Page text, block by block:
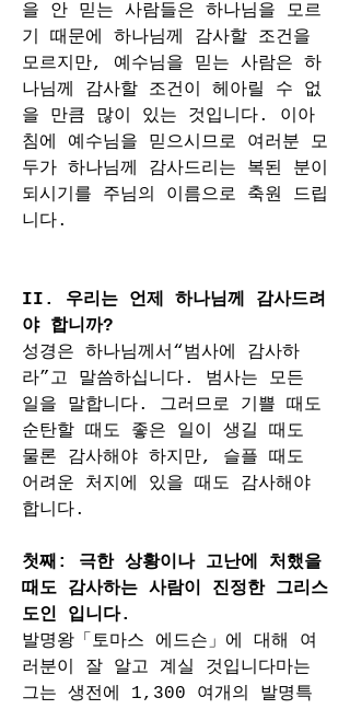
을 안 믿는 사람들은 하나님을 모르
기 때문에 하나님께 감사할 조건을
모르지만, 예수님을 믿는 사람은 하
나님께 감사할 조건이 헤아릴 수 없
을 만큼 많이 있는 것입니다. 이아
침에 예수님을 믿으시므로 여러분 모
두가 하나님께 감사드리는 복된 분이
되시기를 주님의 이름으로 축원 드립
니다.
II. 우리는 언제 하나님께 감사드려
야 합니까?
성경은 하나님께서“범사에 감사하
라”고 말씀하십니다. 범사는 모든
일을 말합니다. 그러므로 기쁠 때도
순탄할 때도 좋은 일이 생길 때도
물론 감사해야 하지만, 슬플 때도
어려운 처지에 있을 때도 감사해야
합니다.
첫째: 극한 상황이나 고난에 처했을
때도 감사하는 사람이 진정한 그리스
도인 입니다.
발명왕「토마스 에드슨」에 대해 여
러분이 잘 알고 계실 것입니다마는
그는 생전에 1,300 여개의 발명특